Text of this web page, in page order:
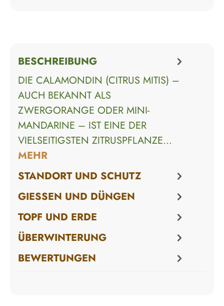
BESCHREIBUNG
DIE CALAMONDIN (CITRUS MITIS) –
AUCH BEKANNT ALS
ZWERGORANGE ODER MINI-
MANDARINE – IST EINE DER
VIELSEITIGSTEN ZITRUSPFLANZE…
MEHR
STANDORT UND SCHUTZ
GIESSEN UND DÜNGEN
TOPF UND ERDE
ÜBERWINTERUNG
BEWERTUNGEN